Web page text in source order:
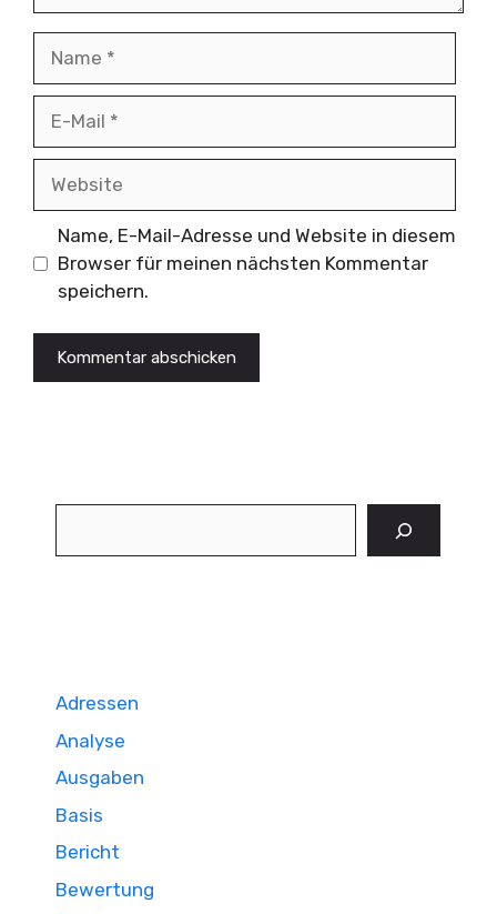
Mail
Name, E-Mail-Adresse und Website in diesem
Browser für meinen nächsten Kommentar
speichern.
Adressen
Analyse
Ausgaben
Basis
Bericht
Bewertung